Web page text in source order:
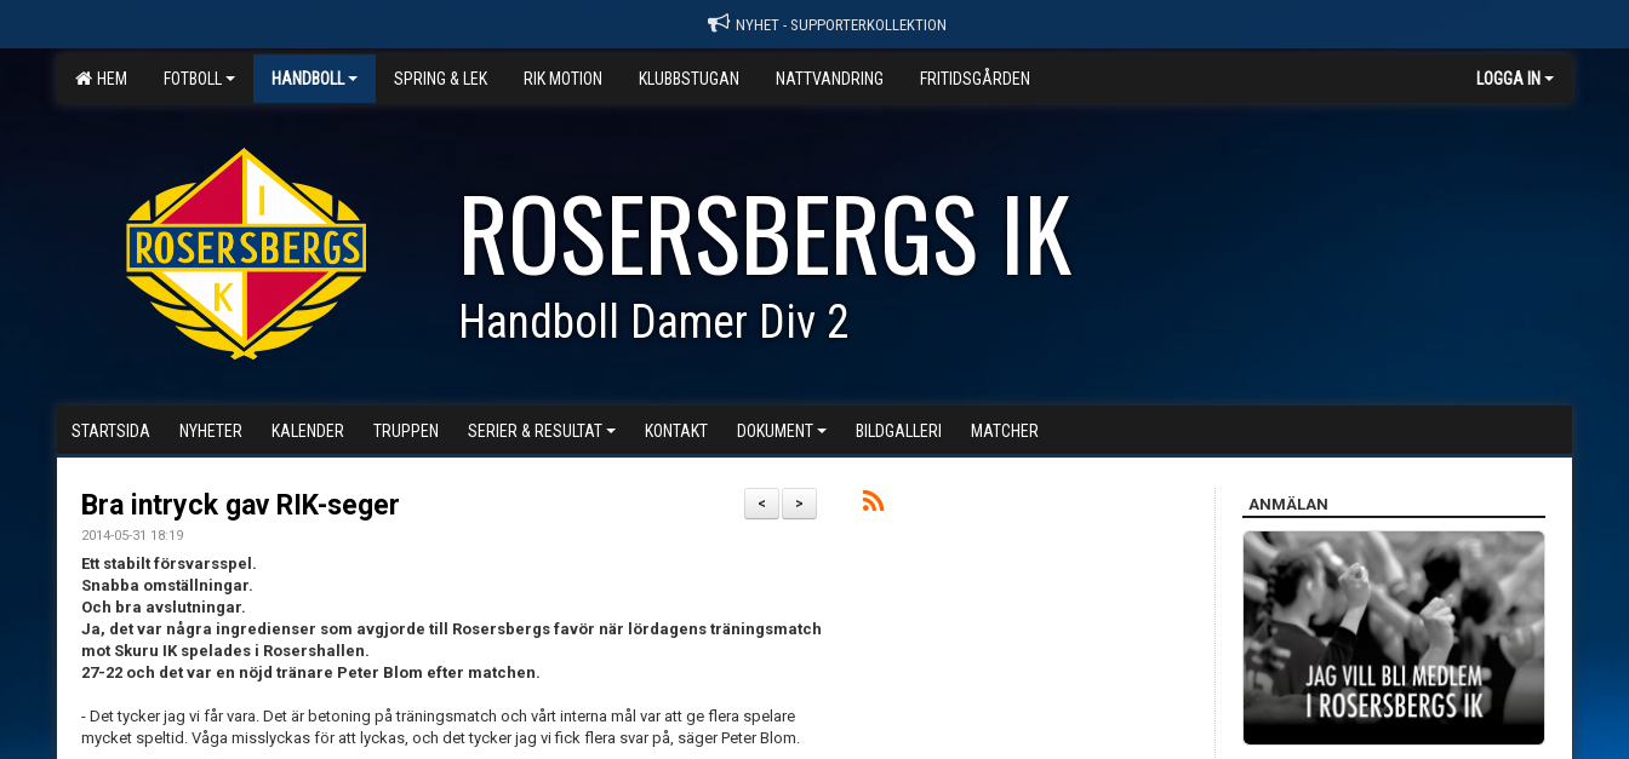
NYHET - SUPPORTERKOLLEKTION
HEM FOTBOLL HANDBOLL SPRING & LEK RIK MOTION KLUBBSTUGAN NATTVANDRING FRITIDSGÅRDEN LOGGA IN
ROSERSBERGS IK
Handboll Damer Div 2
STARTSIDA NYHETER KALENDER TRUPPEN SERIER & RESULTAT KONTAKT DOKUMENT BILDGALLERI MATCHER
>
<
Bra intryck gav RIK-seger
2014-05-31 18:19
Ett stabilt försvarsspel.
Snabba omställningar.
Och bra avslutningar.
Ja, det var några ingredienser som avgjorde till Rosersbergs favör när lördagens träningsmatch
mot Skuru IK spelades i Rosershallen.
27-22 och det var en nöjd tränare Peter Blom efter matchen.
- Det tycker jag vi får vara. Det är betoning på träningsmatch och vårt interna mål var att ge flera spelare
mycket speltid. Våga misslyckas för att lyckas, och det tycker jag vi fick flera svar på, säger Peter Blom.
ANMÄLAN